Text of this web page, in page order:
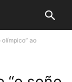
olímpico” ao